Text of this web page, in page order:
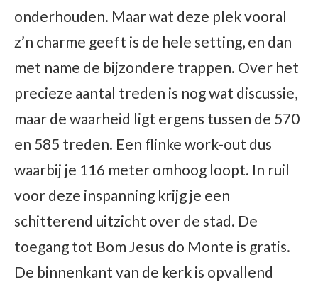
onderhouden. Maar wat deze plek vooral
z’n charme geeft is de hele setting, en dan
met name de bijzondere trappen. Over het
precieze aantal treden is nog wat discussie,
maar de waarheid ligt ergens tussen de 570
en 585 treden. Een flinke work-out dus
waarbij je 116 meter omhoog loopt. In ruil
voor deze inspanning krijg je een
schitterend uitzicht over de stad. De
toegang tot Bom Jesus do Monte is gratis.
De binnenkant van de kerk is opvallend